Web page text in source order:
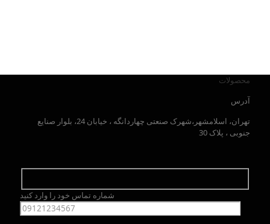
محصولات
آدرس
تهران، اسلامشهر،شهرک صنعتی چهاردانگه ، خیابان 24، بلوار صنایع
جنوبی ، پلاک 30
شماره تماس خود را وارد کنید